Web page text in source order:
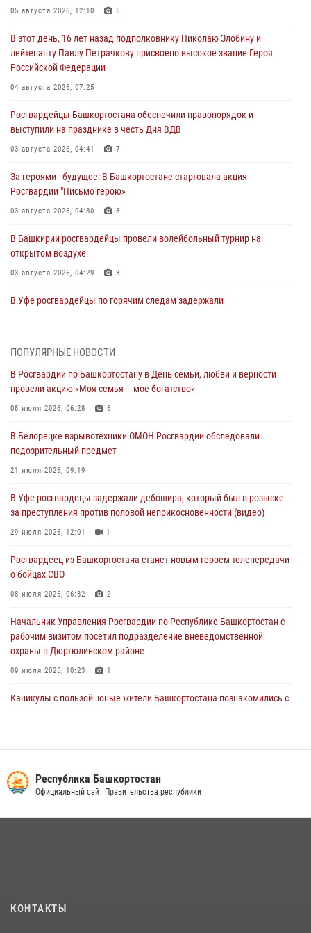
05 августа 2026, 12:10 6
В этот день, 16 лет назад подполковнику Николаю Злобину и
лейтенанту Павлу Петрачкову присвоено высокое звание Героя
Российской Федерации
04 августа 2026, 07:25
Росгвардейцы Башкортостана обеспечили правопорядок и
выступили на празднике в честь Дня ВДВ
03 августа 2026, 04:41 7
За героями - будущее: В Башкортостане стартовала акция
Росгвардии "Письмо герою»
03 августа 2026, 04:30 8
В Башкирии росгвардейцы провели волейбольный турнир на
открытом воздухе
03 августа 2026, 04:29 3
В Уфе росгвардейцы по горячим следам задержали
Башкортостана ответил на вопросы граждан
30 июля 2026, 12:54
за преступления против половой неприкосновенности (видео)
29 июля 2026, 12:01
Башкортостана проведет прямую линию
29 июля 2026, 10:52
Росгвардию
29 июля 2026, 04:15
ПОПУЛЯРНЫЕ НОВОСТИ
В Росгвардии по Башкортостану в День семьи, любви и верности
провели акцию «Моя семья – мое богатство»
08 июля 2026, 06:28 6
В Белорецке взрывотехники ОМОН Росгвардии обследовали
подозрительный предмет
21 июля 2026, 09:19
В Уфе росгвардецы задержали дебошира, который был в розыске
за преступления против половой неприкосновенности (видео)
29 июля 2026, 12:01 1
Росгвардеец из Башкортостана станет новым героем телепередачи
о бойцах СВО
08 июля 2026, 06:32 2
Начальник Управления Росгвардии по Республике Башкортостан с
рабочим визитом посетил подразделение вневедомственной
охраны в Дюртюлинском районе
09 июля 2026, 10:23 1
Каникулы с пользой: юные жители Башкортостана познакомились с
Росгвардии и фондом «Защитники Отечества»
16 июля 2026, 07:20 5
Республика Башкортостан
Официальный сайт Правительства республики
КОНТАКТЫ